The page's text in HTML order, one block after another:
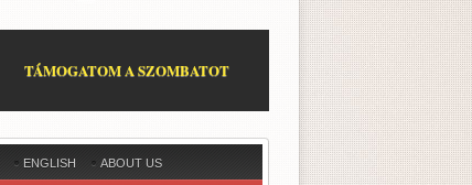
TÁMOGATOM A SZOMBATOT
ENGLISH ABOUT US